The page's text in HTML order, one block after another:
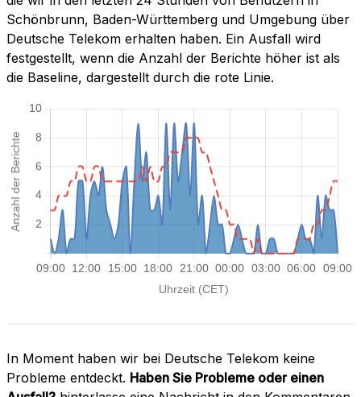
Schönbrunn, Baden-Württemberg und Umgebung über
Deutsche Telekom erhalten haben. Ein Ausfall wird
festgestellt, wenn die Anzahl der Berichte höher ist als
die Baseline, dargestellt durch die rote Linie.
In Moment haben wir bei Deutsche Telekom keine
Probleme entdeckt. Haben Sie Probleme oder einen